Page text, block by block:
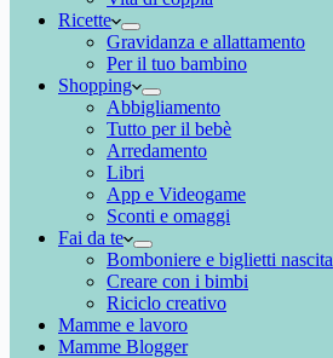
Ricette
Gravidanza e allattamento
Per il tuo bambino
Shopping
Abbigliamento
Tutto per il bebè
Arredamento
Libri
App e Videogame
Sconti e omaggi
Fai da te
Bomboniere e biglietti nascita
Creare con i bimbi
Riciclo creativo
Mamme e lavoro
Mamme Blogger